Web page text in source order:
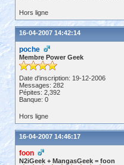
Hors ligne
16-04-2007 14:42:14
poche
Membre Power Geek
Date d'inscription: 19-12-2006
Messages: 282
Pépites: 2,392
Banque: 0
Hors ligne
16-04-2007 14:46:17
foon
N2iGeek + MangasGeek = foon